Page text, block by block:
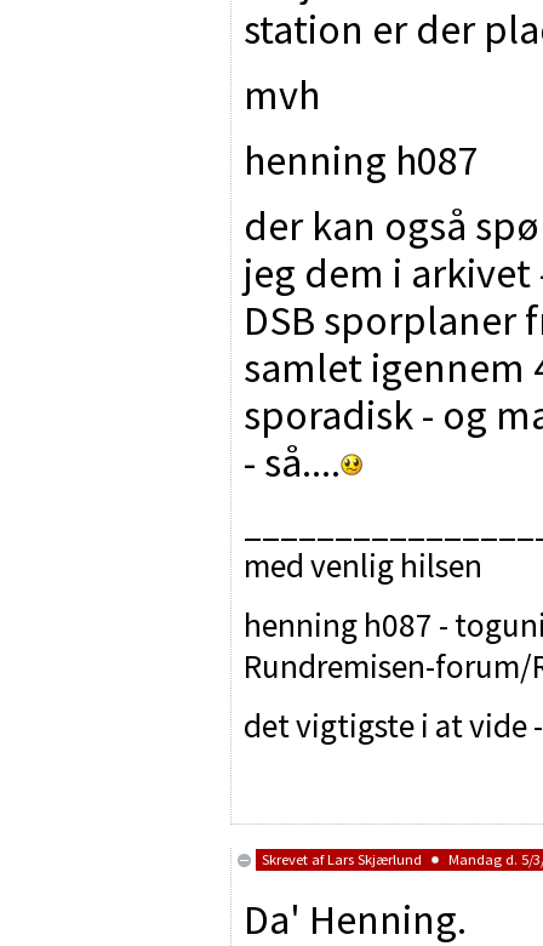
station er der
mvh
henning h087
der kan også
jeg dem i
DSB sporplaner
samlet igennem
sporadisk - og
- så....
med venlig hilsen
henning h087 -
Rundremisen-forum/
det vigtigste i at vide
Skrevet afLars Skjærlund Mandag d. 5/
Da' Henning.